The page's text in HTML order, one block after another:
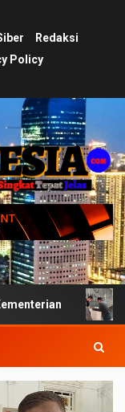
Redaksi
Policy
Ujian